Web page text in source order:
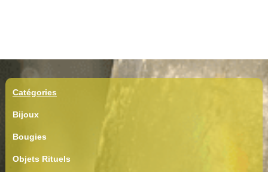
Catégories
Bijoux
Bougies
Objets Rituels